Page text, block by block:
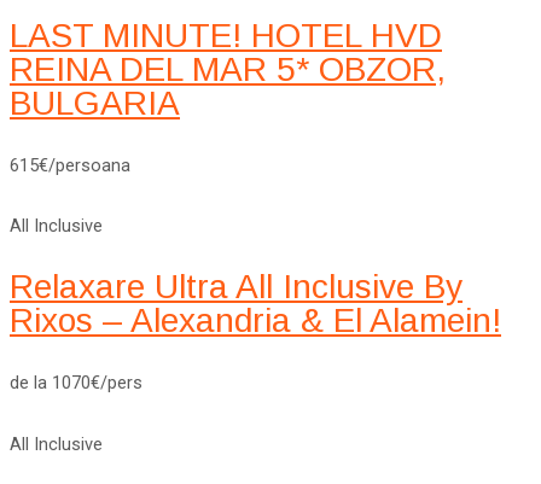
LAST MINUTE! HOTEL HVD
REINA DEL MAR 5* OBZOR,
BULGARIA
615€/persoana
All Inclusive
Relaxare Ultra All Inclusive By
Rixos – Alexandria & El Alamein!
de la 1070€/pers
All Inclusive